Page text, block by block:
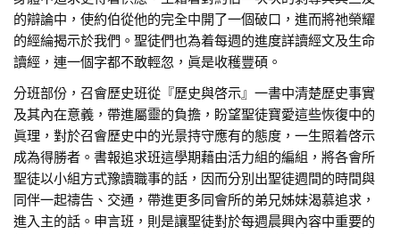
的辯論中，使約伯從他的完全中開了一個破口，進而將祂榮耀
的經綸揭示於我們。聖徒們也為着每週的進度詳讀經文及生命
讀經，連一個字都不敢輕忽，眞是收穫豐碩。
分班部份，召會歷史班從『歷史與啓示』一書中清楚歷史事實
及其內在意義，帶進屬靈的負擔，盼望聖徒寶愛這些恢復中的
眞理，對於召會歷史中的光景持守應有的態度，一生照着啓示
成為得勝者。書報追求班這學期藉由活力組的編組，將各會所
聖徒以小組方式豫讀職事的話，因而分別出聖徒週間的時間與
同伴一起禱告、交通，帶進更多同會所的弟兄姊妹渴慕追求，
進入主的話。申言班，則是讓聖徒對於每週晨興內容中重要的